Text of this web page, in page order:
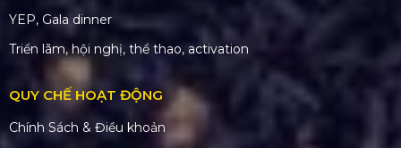
YEP, Gala dinner
Triển lãm, hội nghị, thể thao, activation
QUY CHẾ HOẠT ĐỘNG
Chính Sách & Điều khoản